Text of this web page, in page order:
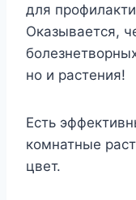
для
Оказывается,
но и растения!
Есть
комнатные
цвет.